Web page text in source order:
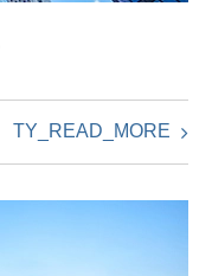
TY_READ_MORE